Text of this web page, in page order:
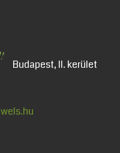
Budapest, II. kerület